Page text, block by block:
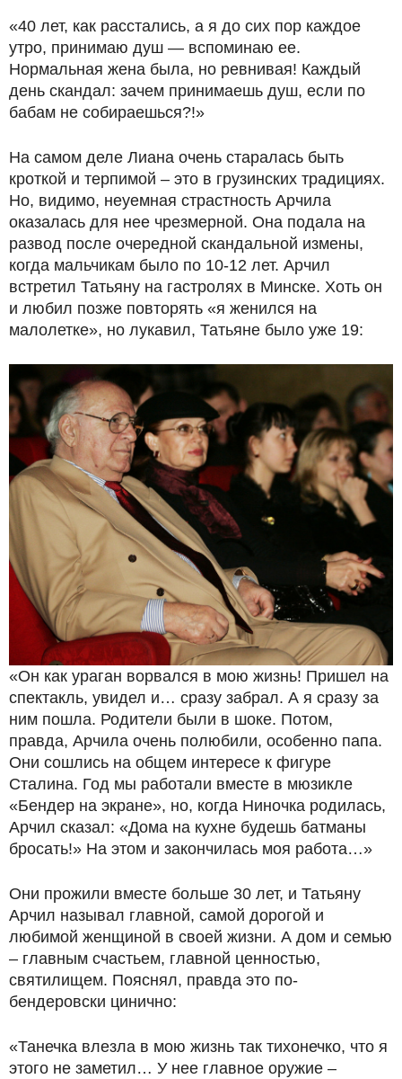
«40 лет, как расстались, а я до сих пор каждое
утро, принимаю душ — вспоминаю ее.
Нормальная жена была, но ревнивая! Каждый
день скандал: зачем принимаешь душ, если по
бабам не собираешься?!»
На самом деле Лиана очень старалась быть
кроткой и терпимой – это в грузинских традициях.
Но, видимо, неуемная страстность Арчила
оказалась для нее чрезмерной. Она подала на
развод после очередной скандальной измены,
когда мальчикам было по 10-12 лет. Арчил
встретил Татьяну на гастролях в Минске. Хоть он
и любил позже повторять «я женился на
малолетке», но лукавил, Татьяне было уже 19:
«Он как ураган ворвался в мою жизнь! Пришел на
спектакль, увидел и… сразу забрал. А я сразу за
ним пошла. Родители были в шоке. Потом,
правда, Арчила очень полюбили, особенно папа.
Они сошлись на общем интересе к фигуре
Сталина. Год мы работали вместе в мюзикле
«Бендер на экране», но, когда Ниночка родилась,
Арчил сказал: «Дома на кухне будешь батманы
бросать!» На этом и закончилась моя работа…»
Они прожили вместе больше 30 лет, и Татьяну
Арчил называл главной, самой дорогой и
любимой женщиной в своей жизни. А дом и семью
– главным счастьем, главной ценностью,
святилищем. Пояснял, правда это по-
бендеровски цинично:
«Танечка влезла в мою жизнь так тихонечко, что я
этого не заметил… У нее главное оружие –